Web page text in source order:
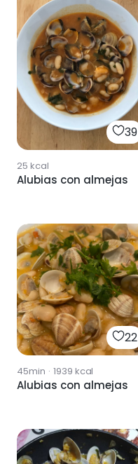
39
25 kcal
Alubias con almejas
22
45min · 1939 kcal
Alubias con almejas